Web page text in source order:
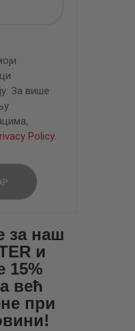
За више
Policy.
за наш
и
15%
већ
при